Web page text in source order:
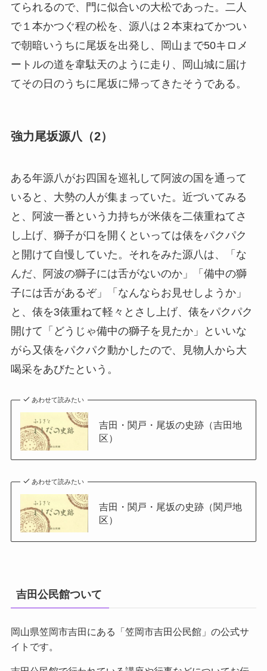
てられるので、門に似合いの大松であった。二人
で１本かつぐ程の松を、源八は２本束ねてかつい
で朝暗いうちに尾坂を出発し、岡山まで50キロメ
ートルの道を韋駄天のように走り、岡山城に届け
てその日のうちに尾坂に帰ってきたそうである。
強力尾坂源八（2）
ある年源八がお四国を巡礼して阿波の国を通って
いると、大勢の人が集まっていた。近づいてみる
と、阿波一番という力持ちが米俵を二俵重ねてさ
し上げ、獅子が口を開くといっては俵をパクパク
と開けて自慢していた。それをみた源八は、「な
んだ、阿波の獅子には舌がないのか」「備中の獅
子には舌があるぞ」「なんならお見せしようか」
と、俵を3俵重ねて軽々とさし上げ、俵をパクパク
開けて「どうじゃ備中の獅子を見たか」といいな
がら又俵をパクパク動かしたので、見物人から大
喝采をあびたという。
あわせて読みたい
吉田・関戸・尾坂の史跡（吉田地
区）
あわせて読みたい
吉田・関戸・尾坂の史跡（関戸地
区）
吉田公民館ついて
岡山県笠岡市吉田にある「笠岡市吉田公民館」の公式サ
イトです。